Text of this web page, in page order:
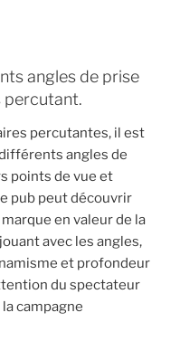
angles de prise
percutant.
percutantes, il est
angles de
points de vue et
pub peut découvrir
en valeur de la
avec les angles,
et profondeur
du spectateur
campagne